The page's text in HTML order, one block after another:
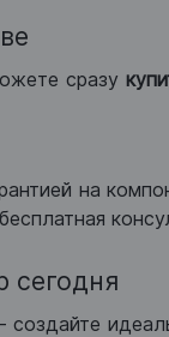
сразу
на
сегодня